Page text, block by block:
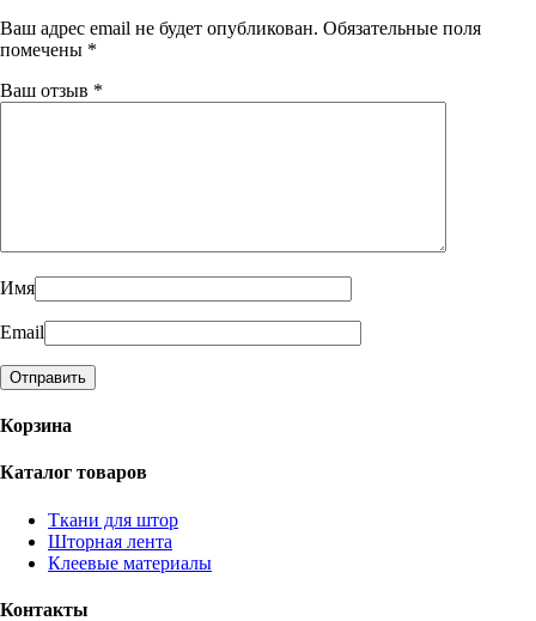
Ваш адрес email не будет опубликован. Обязательные поля
помечены *
Ваш отзыв *
Имя
Email
Корзина
Каталог товаров
Ткани для штор
Шторная лента
Клеевые материалы
Контакты